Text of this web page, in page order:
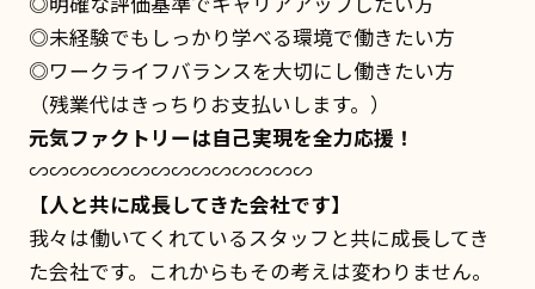
◎未経験でもしっかり学べる環境で働きたい方
◎ワークライフバランスを大切にし働きたい方
（残業代はきっちりお支払いします。）
元気ファクトリーは自己実現を全力応援！
∽∽∽∽∽∽∽∽∽∽∽∽∽∽
【人と共に成長してきた会社です】
我々は働いてくれているスタッフと共に成長してき
た会社です。これからもその考えは変わりません。